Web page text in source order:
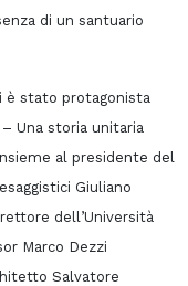
di un santuario
è stato protagonista
Una storia unitaria
al presidente del
Giuliano
dell’Università
Marco Dezzi
Salvatore